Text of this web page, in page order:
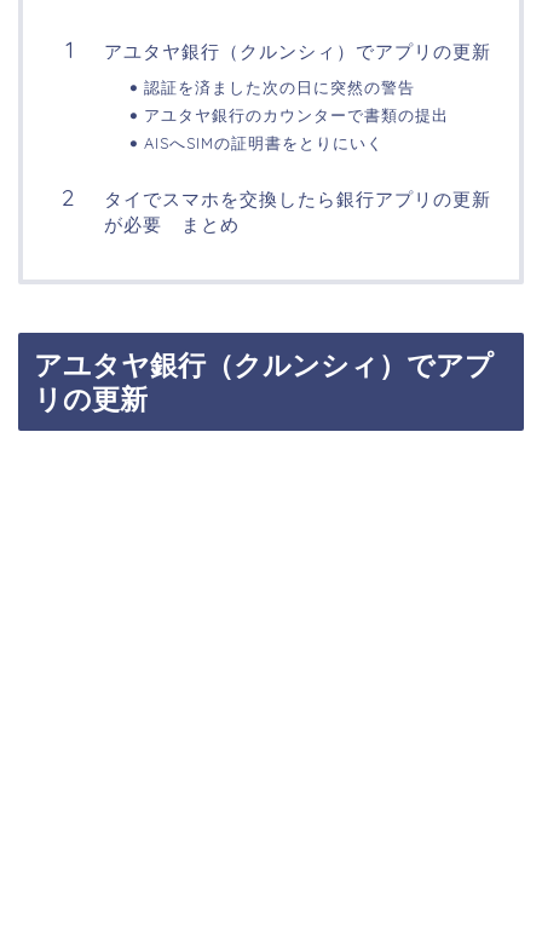
アユタヤ銀行（クルンシィ）でアプリの更新
認証を済ました次の日に突然の警告
アユタヤ銀行のカウンターで書類の提出
AISへSIMの証明書をとりにいく
タイでスマホを交換したら銀行アプリの更新
が必要 まとめ
アユタヤ銀行（クルンシィ）でアプ
リの更新